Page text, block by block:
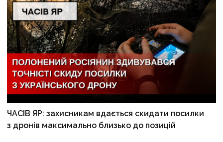
ЧАСІВ ЯР: захисникам вдається скидати посилки
з дронів максимально близько до позицій